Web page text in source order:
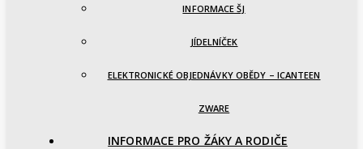
INFORMACE ŠJ
JÍDELNÍČEK
ELEKTRONICKÉ OBJEDNÁVKY OBĚDY – ICANTEEN
ZWARE
INFORMACE PRO ŽÁKY A RODIČE